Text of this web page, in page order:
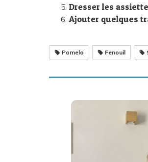
Dresser les
Ajouter quelques
Pomelo Fenouil